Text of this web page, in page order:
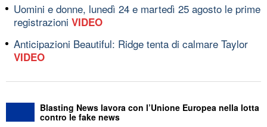
Uomini e donne, lunedì 24 e martedì 25 agosto le prime
registrazioni VIDEO
Anticipazioni Beautiful: Ridge tenta di calmare Taylor
VIDEO
Blasting News lavora con l’Unione Europea nella lotta
contro le fake news